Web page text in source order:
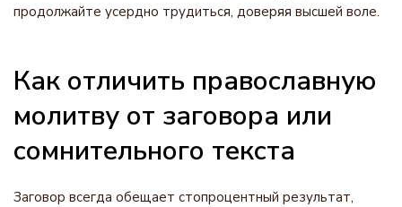
продолжайте усердно трудиться, доверяя высшей воле.
Как отличить православную
молитву от заговора или
сомнительного текста
Заговор всегда обещает стопроцентный результат,